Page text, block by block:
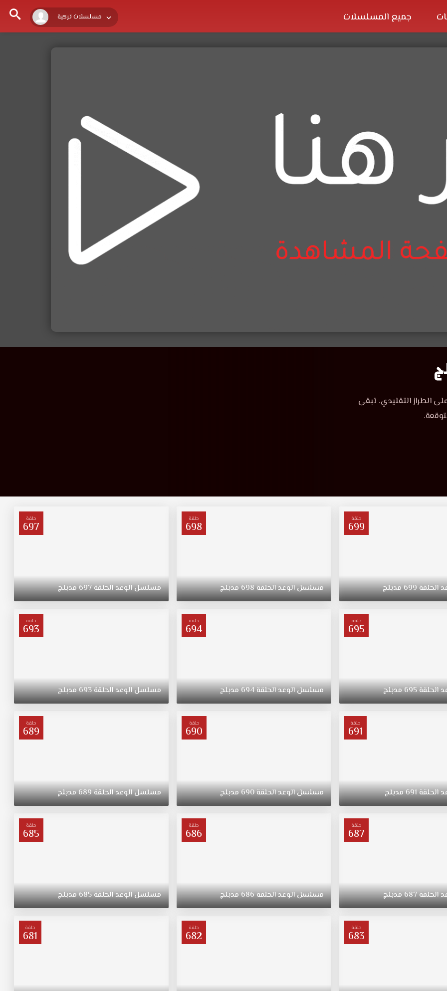
مسلسلات تركية جميع المسلسلات
الطراز التقليدي. تبقى
حلقة
699
الحلقة699مدبلج
حلقة
698
مسلسلالوعدالحلقة698مدبلج
حلقة
697
مسلسلالوعدالحلقة697مدبلج
حلقة
695
الحلقة695مدبلج
حلقة
694
مسلسلالوعدالحلقة694مدبلج
حلقة
693
مسلسلالوعدالحلقة693مدبلج
حلقة
691
الحلقة691مدبلج
حلقة
690
مسلسلالوعدالحلقة690مدبلج
حلقة
689
مسلسلالوعدالحلقة689مدبلج
حلقة
687
الحلقة687مدبلج
حلقة
686
مسلسلالوعدالحلقة686مدبلج
حلقة
685
مسلسلالوعدالحلقة685مدبلج
حلقة
683
حلقة
682
حلقة
681